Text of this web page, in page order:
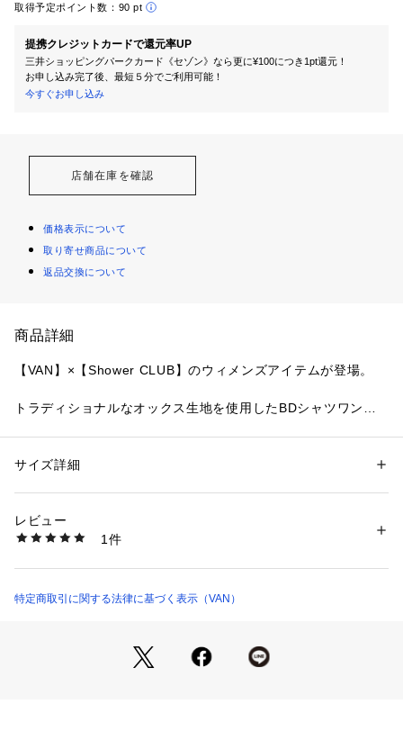
取得予定ポイント数： 90 pt
提携クレジットカードで還元率UP
三井ショッピングパークカード《セゾン》なら更に¥100につき1pt還元！
お申し込み完了後、最短５分でご利用可能！
今すぐお申し込み
店舗在庫を確認
価格表示について
取り寄せ商品について
返品交換について
商品詳細
【VAN】×【Shower CLUB】のウィメンズアイテムが登場。
トラディショナルなオックス生地を使用したBDシャツワンピ
ディテールを随所に盛り込んだ1枚。 左胸ポケットに施したワ
【Shower CLUB】とは
ランド【Shower CLUB】として構想をスタート。
今回はアイビーを軸に、歴史の中に培ったディティールを現代
風にアレンジしたコラボレーションモデル 【VAN】×【Showe
性別：レディース
ング
商品番号：1095200000105
サイズ詳細
レビュー
1件
特定商取引に関する法律に基づく表示（VAN）